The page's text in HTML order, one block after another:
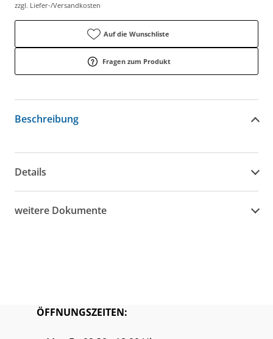
zzgl. Liefer-/Versandkosten
Auf die Wunschliste
Fragen zum Produkt
Beschreibung
Details
weitere Dokumente
ÖFFNUNGSZEITEN: